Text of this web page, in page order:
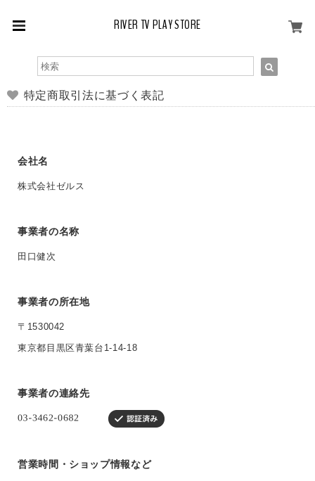
RIVER TV PLAY STORE
特定商取引法に基づく表記
会社名
株式会社ゼルス
事業者の名称
田口健次
事業者の所在地
〒1530042
東京都目黒区青葉台1-14-18
事業者の連絡先
営業時間・ショップ情報など